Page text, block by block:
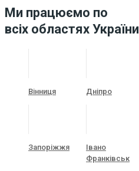
Ми працюємо по
всіх областях України
Вінниця Дніпро
Запоріжжя
Івано
Франківськ